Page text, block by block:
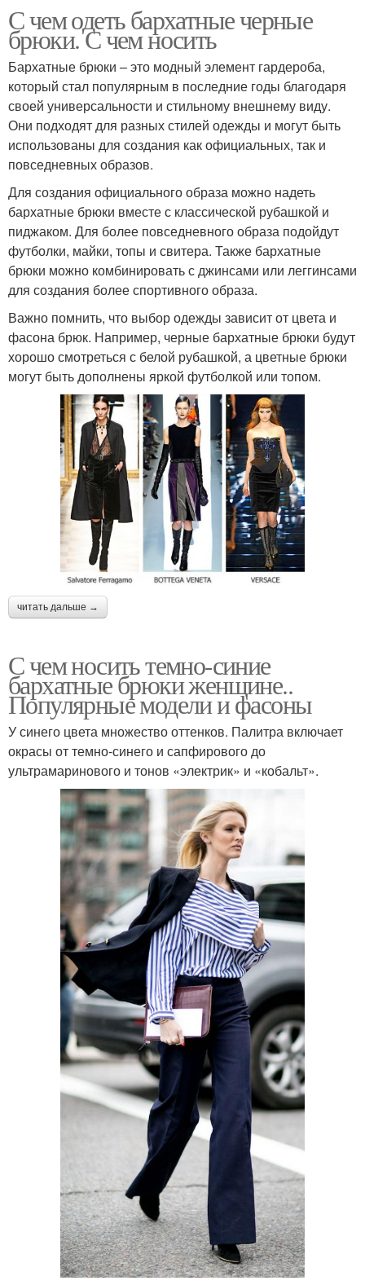
С чем одеть бархатные черные
брюки. С чем носить
Бархатные брюки – это модный элемент гардероба,
который стал популярным в последние годы благодаря
своей универсальности и стильному внешнему виду.
Они подходят для разных стилей одежды и могут быть
использованы для создания как официальных, так и
повседневных образов.
Для создания официального образа можно надеть
бархатные брюки вместе с классической рубашкой и
пиджаком. Для более повседневного образа подойдут
футболки, майки, топы и свитера. Также бархатные
брюки можно комбинировать с джинсами или леггинсами
для создания более спортивного образа.
Важно помнить, что выбор одежды зависит от цвета и
фасона брюк. Например, черные бархатные брюки будут
хорошо смотреться с белой рубашкой, а цветные брюки
могут быть дополнены яркой футболкой или топом.
читать дальше →
С чем носить темно-синие
бархатные брюки женщине..
Популярные модели и фасоны
У синего цвета множество оттенков. Палитра включает
окрасы от темно-синего и сапфирового до
ультрамаринового и тонов «электрик» и «кобальт».